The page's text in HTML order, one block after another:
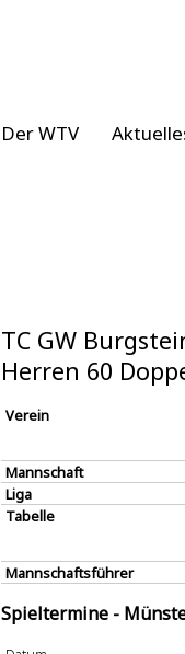
Der WTV
TC GW
Herren 60
Verein
Mannschaft
Liga
Tabelle
Mannschaftsführer
Spieltermine -